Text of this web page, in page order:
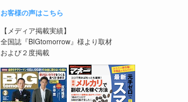
お客様の声はこちら
【メディア掲載実績】
全国誌『BIGtomorrow』様より取材
および２度掲載